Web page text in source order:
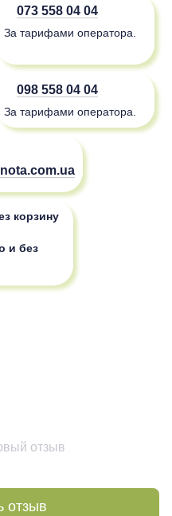
073 558 04 04
За тарифами оператора.
098 558 04 04
За тарифами оператора.
корзину
и без
отзыв
отзыв